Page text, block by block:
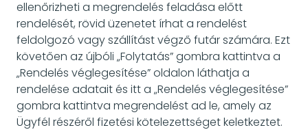
ellenőrizheti a megrendelés feladása előtt
rendelését, rövid üzenetet írhat a rendelést
feldolgozó vagy szállítást végző futár számára. Ezt
követően az újbóli „Folytatás” gombra kattintva a
„Rendelés véglegesítése” oldalon láthatja a
rendelése adatait és itt a „Rendelés véglegesítése”
gombra kattintva megrendelést ad le, amely az
Ügyfél részéről fizetési kötelezettséget keletkeztet.